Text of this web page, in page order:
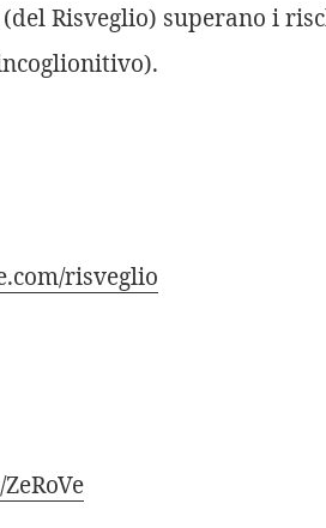
Risveglio) superano i
risveglio